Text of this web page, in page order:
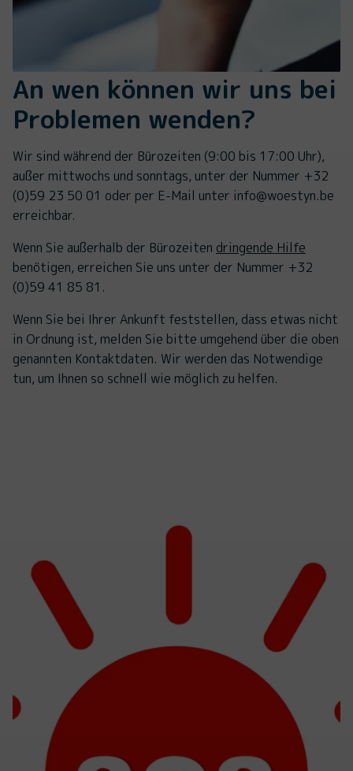
An wen können wir uns bei
Problemen wenden?
Wir sind während der Bürozeiten (9:00 bis 17:00 Uhr),
außer mittwochs und sonntags, unter der Nummer +32
(0)59 23 50 01 oder per E-Mail unter info@woestyn.be
erreichbar.
Wenn Sie außerhalb der Bürozeiten dringende Hilfe
benötigen, erreichen Sie uns unter der Nummer +32
(0)59 41 85 81.
Wenn Sie bei Ihrer Ankunft feststellen, dass etwas nicht
in Ordnung ist, melden Sie bitte umgehend über die oben
genannten Kontaktdaten. Wir werden das Notwendige
tun, um Ihnen so schnell wie möglich zu helfen.